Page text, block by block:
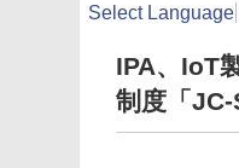
Select Language
IPA、IoT
制度「